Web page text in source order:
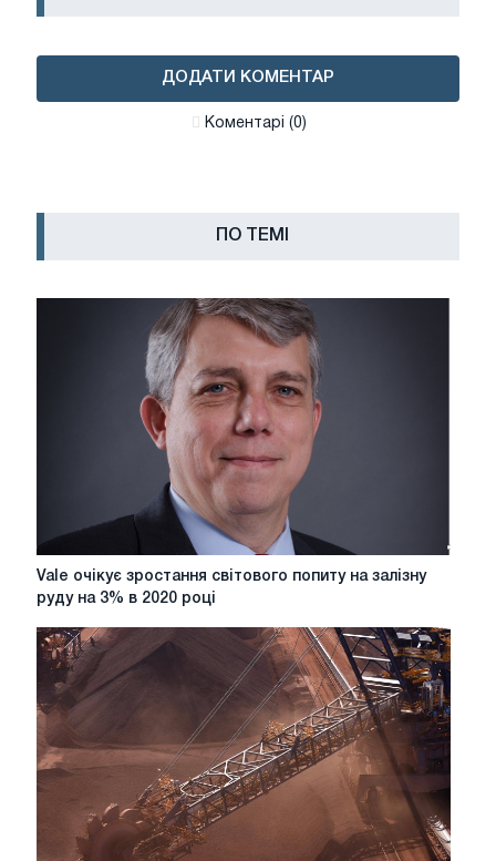
ДОДАТИ КОМЕНТАР
Коментарі (0)
ПО ТЕМІ
Vale
світового
попиту
на
залізну
руду
на
3%
Vale очікує зростання світового попиту на залізну
руду на 3% в 2020 році